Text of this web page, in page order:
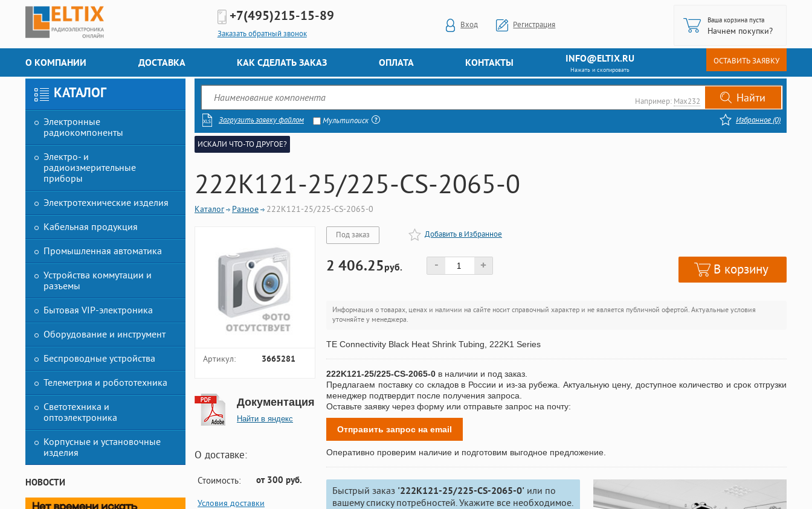
+7(495)215-15-89
Заказать обратный звонок
Вход Регистрация
Ваша корзина пуста
Начнем покупки?
О КОМПАНИИ ДОСТАВКА КАК СДЕЛАТЬ ЗАКАЗ ОПЛАТА КОНТАКТЫ INFO@ELTIX.RU
Нажать и скопировать
ОСТАВИТЬ ЗАЯВКУ
КАТАЛОГ
Электронные
радиокомпоненты
Электро- и
радиоизмерительные
приборы
Электротехнические изделия
Кабельная продукция
Промышленная автоматика
Устройства коммутации и
разъемы
Бытовая VIP-электроника
Оборудование и инструмент
Беспроводные устройства
Телеметрия и робототехника
Светотехника и
оптоэлектроника
Корпусные и установочные
изделия
НОВОСТИ
Например: Max232
Загрузить заявку файлом Мультипоиск Избранное (0)
ИСКАЛИ ЧТО-ТО ДРУГОЕ?
222K121-25/225-CS-2065-0
Каталог Разное 222K121-25/225-CS-2065-0
Под заказ Добавить в Избранное
2 406.25руб. - + В корзину
Информация о товарах, ценах и наличии на сайте носит справочный характер и не является публичной офертой. Актуальные условия
уточняйте у менеджера.
TE Connectivity Black Heat Shrink Tubing, 222K1 Series
222K121-25/225-CS-2065-0 в наличии и под заказ.
Предлагаем поставку со складов в России и из-за рубежа. Актуальную цену, доступное количество и срок отгрузки
менеджер подтвердит после получения запроса.
Оставьте заявку через форму или отправьте запрос на почту:
Отправить запрос на email
Оперативно проверим наличие и подготовим выгодное предложение.
Быстрый заказ '222K121-25/225-CS-2065-0' или по
вашему списку потребностей. Укажите все необходимое.
Артикул: 3665281
Документация
Найти в яндекс
О доставке:
Стоимость: от 300 руб.
Условия доставки